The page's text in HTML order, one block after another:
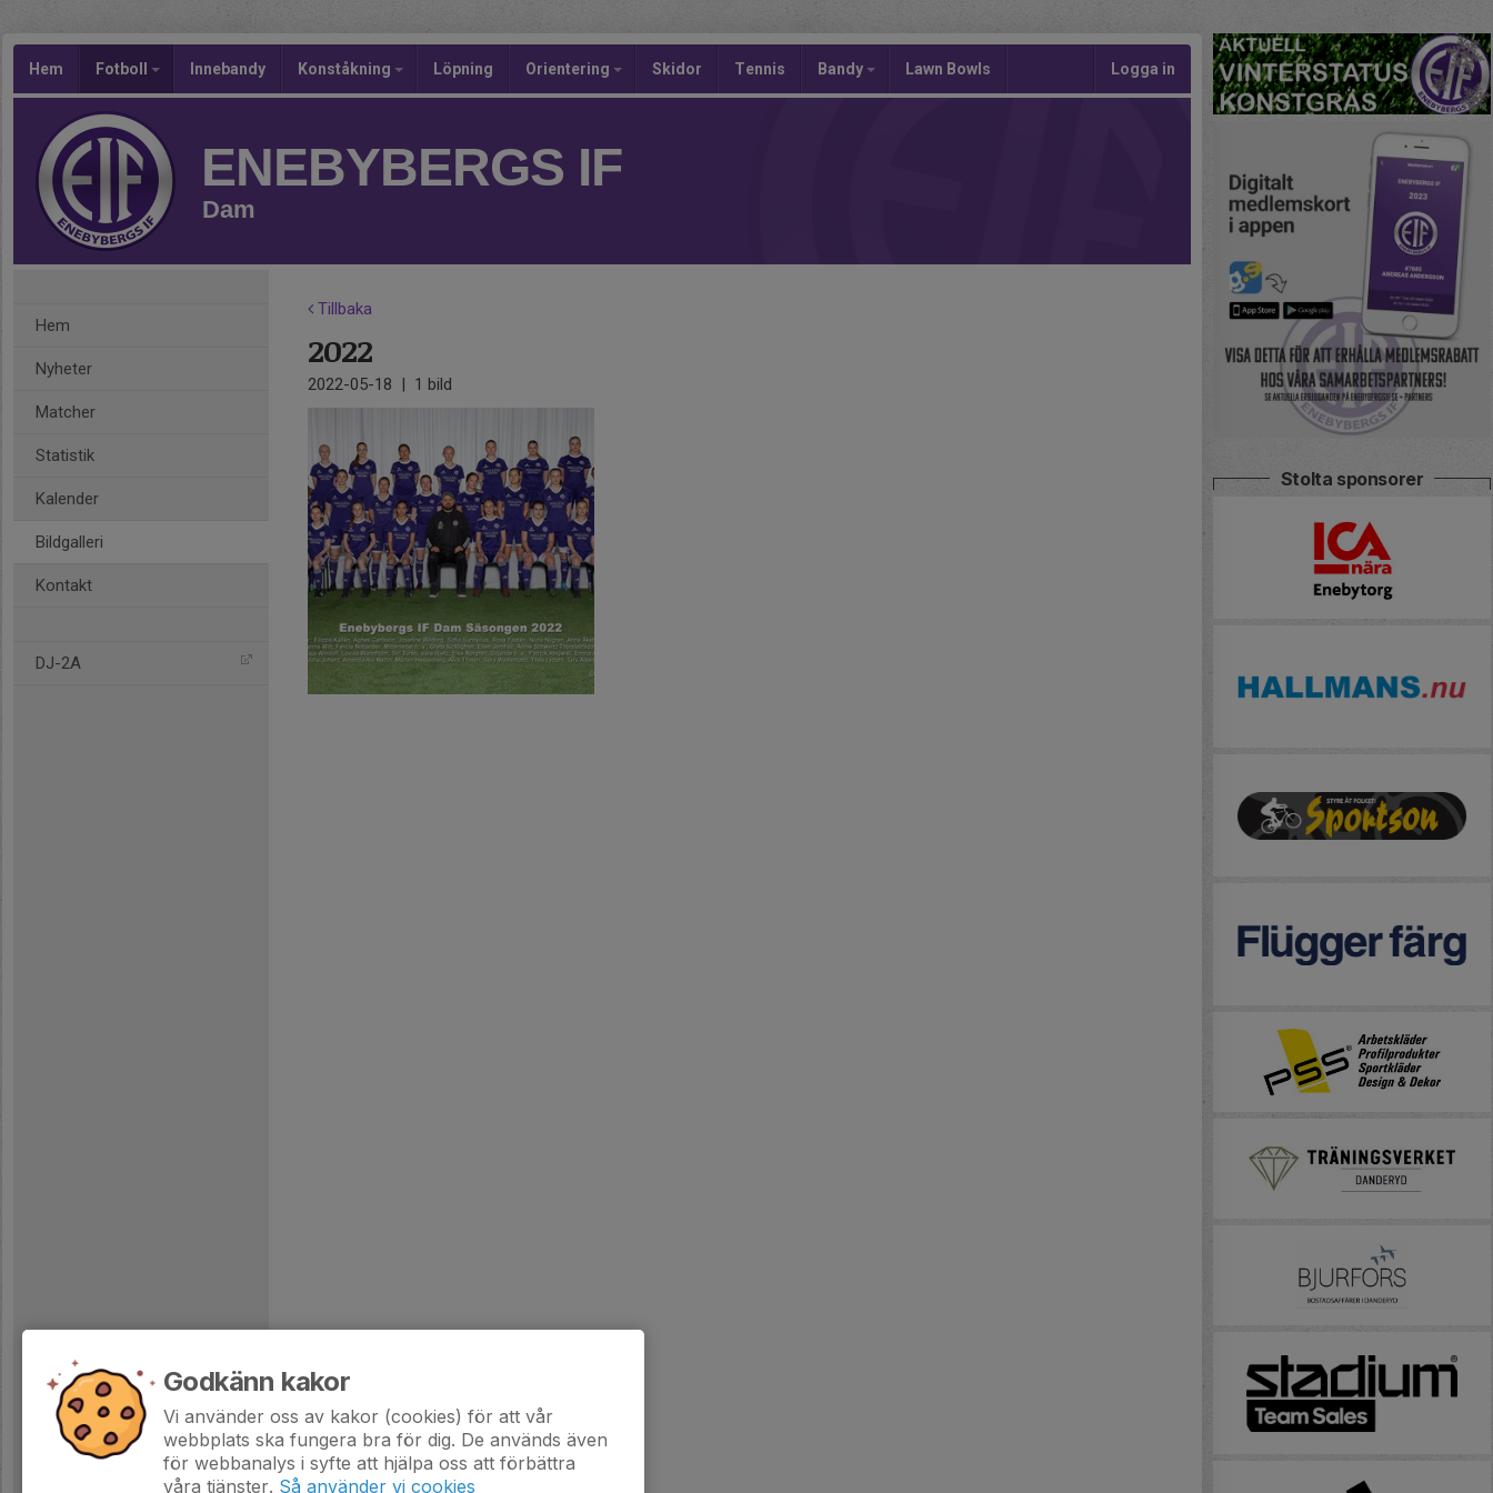
Hem Fotboll Innebandy Konståkning Löpning Orientering Skidor Tennis Bandy Lawn Bowls Logga in
ENEBYBERGS IF
Dam
Hem
Nyheter
Matcher
Statistik
Kalender
Bildgalleri
Kontakt
DJ-2A
Tillbaka
2022
2022-05-18 | 1 bild
Stolta sponsorer
Godkänn kakor
Vi använder oss av kakor (cookies) för att vår
webbplats ska fungera bra för dig. De används även
för webbanalys i syfte att hjälpa oss att förbättra
våra tjänster. Så använder vi cookies